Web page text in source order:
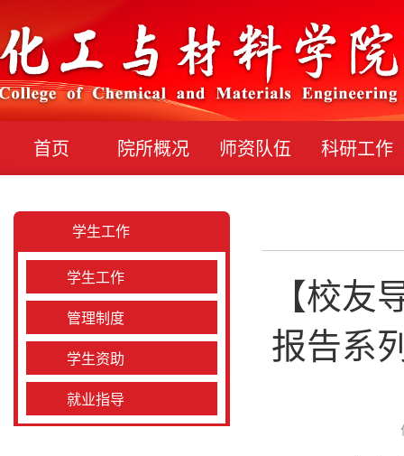
首页 院所概况 师资队伍 科研工作
学生工作
学生工作
管理制度
学生资助
就业指导
【校
报告系